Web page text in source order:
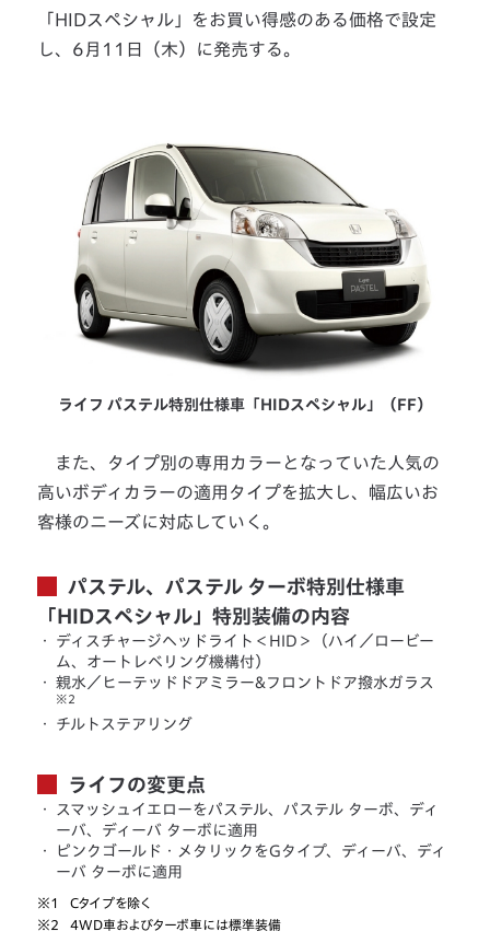
「HIDスペシャル」をお買い得感のある価格で設定
し、6月11日（木）に発売する。
ライフ パステル特別仕様車「HIDスペシャル」（FF）
また、タイプ別の専用カラーとなっていた人気の
高いボディカラーの適用タイプを拡大し、幅広いお
客様のニーズに対応していく。
パステル、パステル ターボ特別仕様車
「HIDスペシャル」特別装備の内容
・
ディスチャージヘッドライト＜HID＞（ハイ／ロービー
ム、オートレベリング機構付）
・
親水／ヒーテッドドアミラー&フロントドア撥水ガラス
※2
・ チルトステアリング
ライフの変更点
・
スマッシュイエローをパステル、パステル ターボ、ディ
ーバ、ディーバ ターボに適用
・
ピンクゴールド・メタリックをGタイプ、ディーバ、ディ
ーバ ターボに適用
※1
Cタイプを除く
※2
4WD車およびターボ車には標準装備